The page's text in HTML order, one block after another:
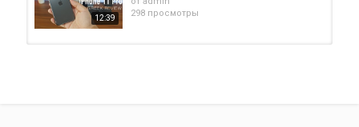
12:39
298 просмотры